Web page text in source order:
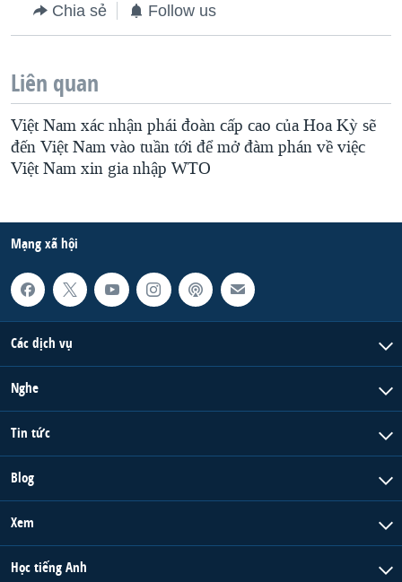
Chia sẻ Follow us
Liên quan
Việt Nam xác nhận phái đoàn cấp cao của Hoa Kỳ sẽ
đến Việt Nam vào tuần tới để mở đàm phán về việc
Việt Nam xin gia nhập WTO
Mạng xã hội
Các dịch vụ
Nghe
Tin tức
Blog
Xem
Học tiếng Anh